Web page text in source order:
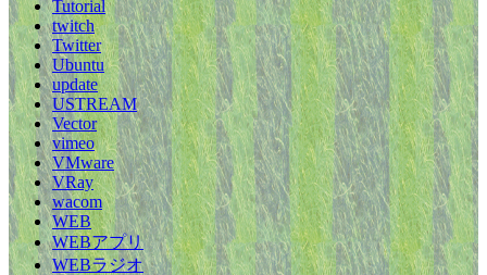
Tutorial
twitch
Twitter
Ubuntu
update
USTREAM
Vector
vimeo
VMware
VRay
wacom
WEB
WEBアプリ
WEBラジオ